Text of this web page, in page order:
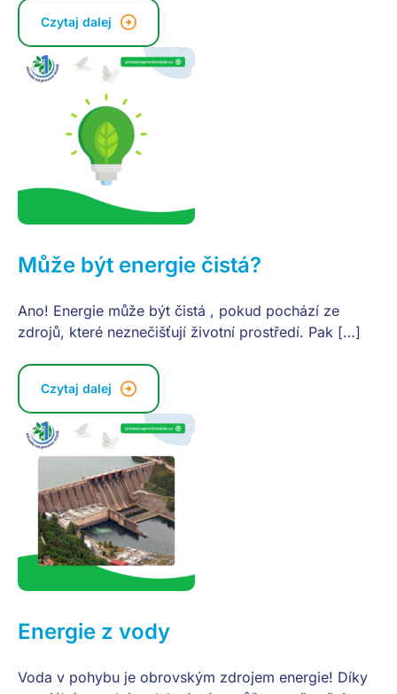
Czytaj dalej
Může být energie čistá?
Ano! Energie může být čistá , pokud pochází ze
zdrojů, které neznečišťují životní prostředí. Pak […]
Czytaj dalej
Energie z vody
Voda v pohybu je obrovským zdrojem energie! Díky